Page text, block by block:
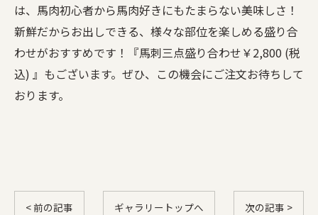
は、馬肉初心者から馬肉好きにもたまらない美味しさ！
新鮮だからお出しできる、様々な部位を楽しめる盛り合
わせがおすすめです！『馬刺三点盛り合わせ￥2,800 (税
込) 』もございます。ぜひ、この機会にご注文お待ちして
おります。
< 前の記事 ギャラリートップへ 次の記事 >